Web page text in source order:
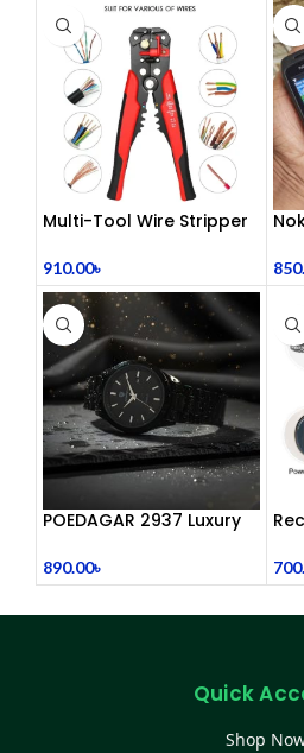
Multi-Tool Wire Stripper
910.00৳
POEDAGAR 2937 Luxury
890.00৳
Quick
Shop